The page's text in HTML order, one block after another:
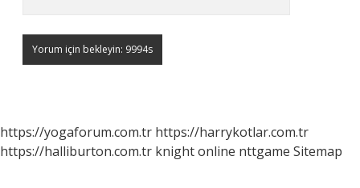
https://yogaforum.com.tr https://harrykotlar.com.tr
https://halliburton.com.tr knight online nttgame Sitemap